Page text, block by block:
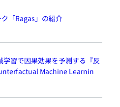
「Ragas」の紹介
習で因果効果を予測する『反
Machine Learnin